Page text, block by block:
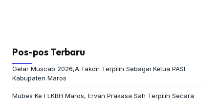
Pos-pos Terbaru
Gelar Muscab 2026,A.Takdir Terpilih Sebagai Ketua PASI
Kabupaten Maros
Mubes Ke I LKBH Maros, Ervan Prakasa Sah Terpilih Secara